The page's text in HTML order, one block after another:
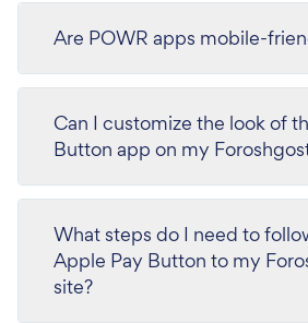
Are POWR apps mobile-
Can I customize the look of
Button app on my
What steps do I need to
Apple Pay Button to my
site?